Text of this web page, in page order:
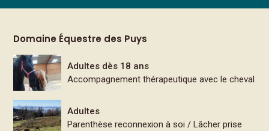
Domaine Équestre des Puys
Adultes dès 18 ans
Accompagnement thérapeutique avec le cheval
Adultes
Parenthèse reconnexion à soi / Lâcher prise